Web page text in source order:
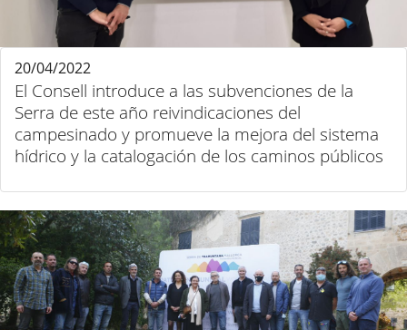
El Consell introduce a las subvenciones de la
Serra de este año reivindicaciones del
campesinado y promueve la mejora del sistema
hídrico y la catalogación de los caminos públicos
20/04/2022